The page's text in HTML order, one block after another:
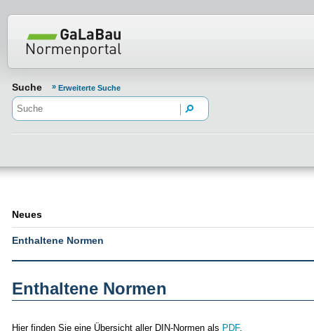
Normenportal Barrierefreiheit
Suche Erweiterte Suche
Neues
Enthaltene Normen
Enthaltene Normen
Hier finden Sie eine Übersicht aller DIN-Normen als PDF.